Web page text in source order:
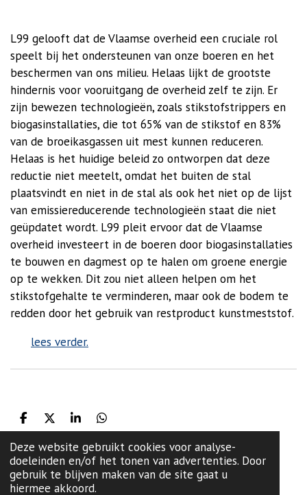
Deze website gebruikt cookies voor analyse-
doeleinden en/of het tonen van advertenties. Door
gebruik te blijven maken van de site gaat u
hiermee akkoord.
L99 gelooft dat de Vlaamse overheid een cruciale rol
speelt bij het ondersteunen van onze boeren en het
beschermen van ons milieu. Helaas lijkt de grootste
hindernis voor vooruitgang de overheid zelf te zijn. Er
zijn bewezen technologieën, zoals stikstofstrippers en
biogasinstallaties, die tot 65% van de stikstof en 83%
van de broeikasgassen uit mest kunnen reduceren.
Helaas is het huidige beleid zo ontworpen dat deze
reductie niet meetelt, omdat het buiten de stal
plaatsvindt en niet in de stal als ook het niet op de lijst
van emissiereducerende technologieën staat die niet
geüpdatet wordt. L99 pleit ervoor dat de Vlaamse
overheid investeert in de boeren door biogasinstallaties
te bouwen en dagmest op te halen om groene energie
op te wekken. Dit zou niet alleen helpen om het
stikstofgehalte te verminderen, maar ook de bodem te
redden door het gebruik van restproduct kunstmeststof.
lees verder.
D
e
l
e
n
D
e
e
l
S
h
a
r
e
D
e
l
e
n
volg ons op Facebook
F